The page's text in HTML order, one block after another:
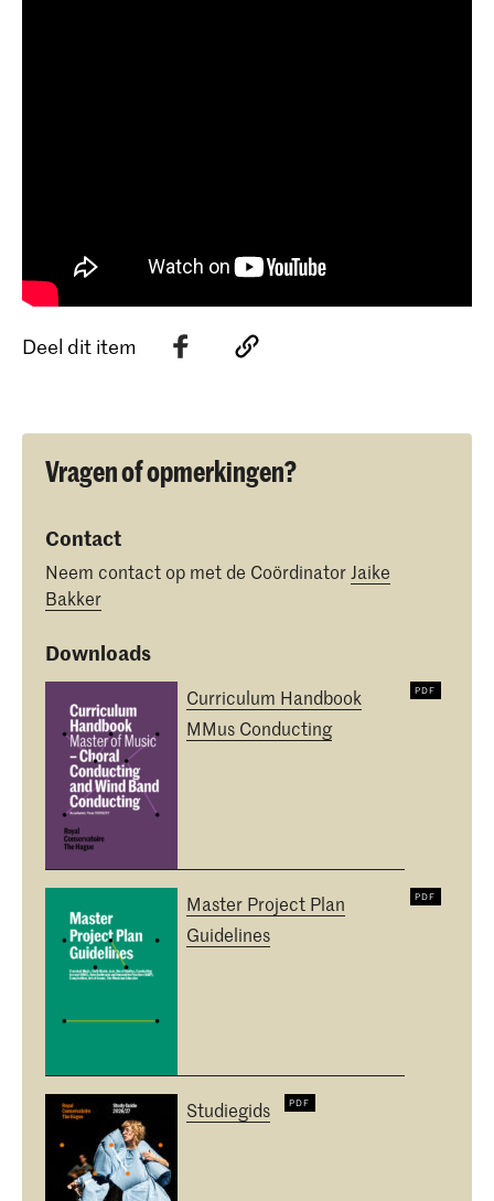
Deel dit item
Vragen of opmerkingen?
Contact
Neem contact op met de Coördinator Jaike
Bakker
Downloads
Curriculum Handbook
MMus Conducting
Master Project Plan
Guidelines
Studiegids